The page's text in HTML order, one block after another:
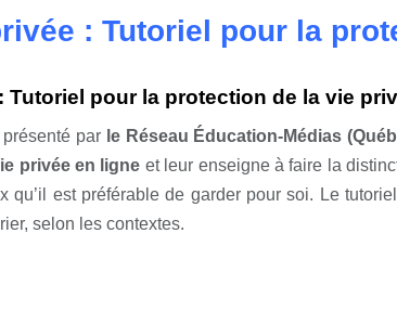
: Tutoriel pour la
Tutoriel pour la protection de la vie
par le Réseau Éducation-Médias
privée en ligne et leur enseigne à faire la
qu’il est préférable de garder pour soi. Le
selon les contextes.